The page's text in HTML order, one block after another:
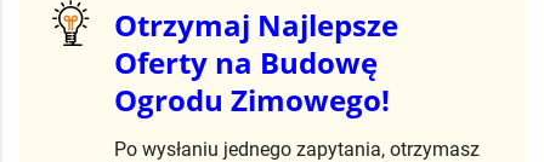
Otrzymaj Najlepsze
Oferty na Budowę
Ogrodu Zimowego!
Po wysłaniu jednego zapytania, otrzymasz